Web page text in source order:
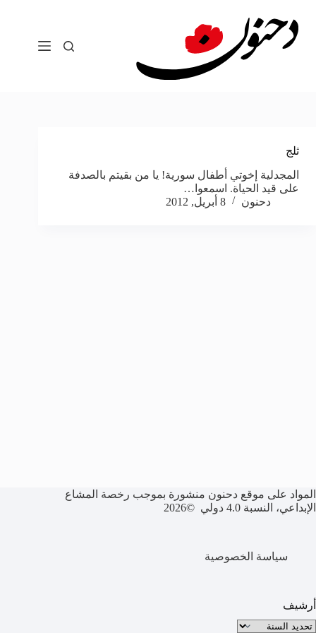
المحتوى
ثلج
المجدلية إخوتي أطفال سورية! يا من بقيتم بالصدفة
على قيد الحياة. اسمعوا…
دحنون
8 أبريل, 2012
المواد على موقع دحنون منشورة بموجب رخصة المشاع
الإبداعي، النسبة 4.0 دولي ©2026
سياسة الخصوصية
أرشيف
الأرشيف